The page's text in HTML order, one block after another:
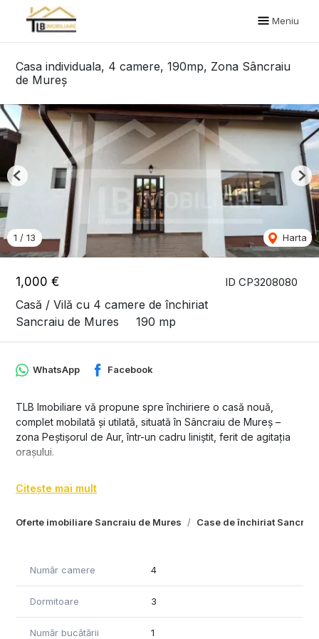
Meniu
Casa individuala, 4 camere, 190mp, Zona Sâncraiu
de Mureș
ID CP3208080
1,000 €
Casă / Vilă cu 4 camere de închiriat
Sancraiu de Mures
190 mp
1 / 13 Harta
Previous
Oferte imobiliare Sancraiu de Mures Case de închiriat
WhatsApp Facebook
TLB Imobiliare vă propune spre închiriere o casă nouă,
complet mobilată și utilată, situată în Sâncraiu de Mureș –
zona Peștișorul de Aur, într-un cadru liniștit, ferit de agitația
orașului.
aproximativ 190 mp și un teren generos de ~400 mp, ideal
• living spațios și luminos
• cămară și cameră tehnică
• spațiu de depozitare
• baie complet utilată
Citește mai mult
Număr camere 4
Dormitoare 3
Număr bucătării 1